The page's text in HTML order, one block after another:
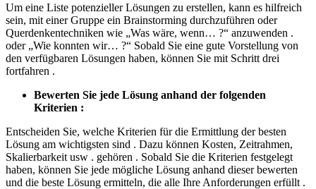
Um eine Liste potenzieller Lösungen zu erstellen, kann es hilfreich
sein, mit einer Gruppe ein Brainstorming durchzuführen oder
Querdenkentechniken wie „Was wäre, wenn… ?“ anzuwenden .
oder „Wie konnten wir… ?“ Sobald Sie eine gute Vorstellung von
den verfügbaren Lösungen haben, können Sie mit Schritt drei
fortfahren .
Bewerten Sie jede Lösung anhand der folgenden
Kriterien :
Entscheiden Sie, welche Kriterien für die Ermittlung der besten
Lösung am wichtigsten sind . Dazu können Kosten, Zeitrahmen,
Skalierbarkeit usw . gehören . Sobald Sie die Kriterien festgelegt
haben, können Sie jede mögliche Lösung anhand dieser bewerten
und die beste Lösung ermitteln, die alle Ihre Anforderungen erfüllt .